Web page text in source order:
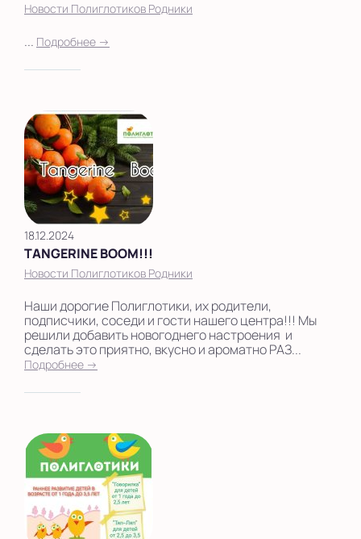
Новости Полиглотиков Родники
... Подробнее →
18.12.2024
TANGERINE BOOM!!!
Новости Полиглотиков Родники
Наши дорогие Полиглотики, их родители,
подписчики, соседи и гости нашего центра!!! Мы
решили добавить новогоднего настроения и
сделать это приятно, вкусно и ароматно РАЗ...
Подробнее →